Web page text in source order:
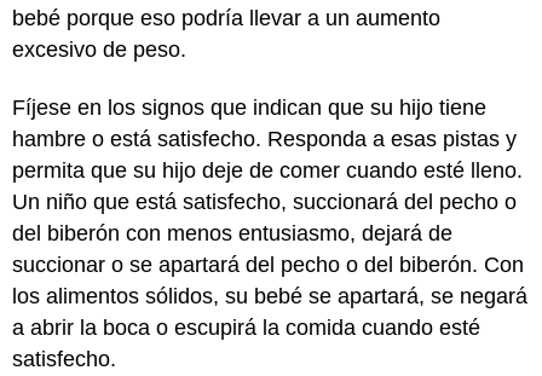
bebé porque eso podría llevar a un aumento
excesivo de peso.
Fíjese en los signos que indican que su hijo tiene
hambre o está satisfecho. Responda a esas pistas y
permita que su hijo deje de comer cuando esté lleno.
Un niño que está satisfecho, succionará del pecho o
del biberón con menos entusiasmo, dejará de
succionar o se apartará del pecho o del biberón. Con
los alimentos sólidos, su bebé se apartará, se negará
a abrir la boca o escupirá la comida cuando esté
satisfecho.